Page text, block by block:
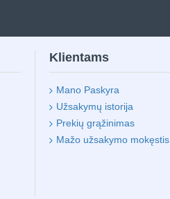
Klientams
Mano Paskyra
Užsakymų istorija
Prekių grąžinimas
Mažo užsakymo mokęstis